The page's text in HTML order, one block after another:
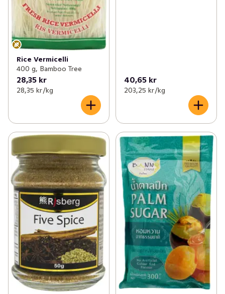
Rice Vermicelli
400 g, Bamboo Tree
28,35 kr
28,35 kr /kg
40,65 kr
203,25 kr /kg